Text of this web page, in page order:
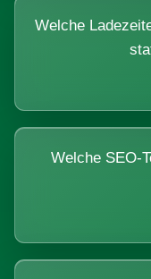
Welche
Welche SEO-